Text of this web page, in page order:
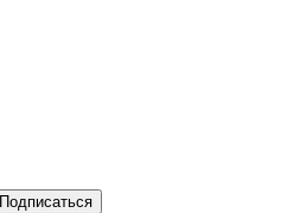
Подписаться